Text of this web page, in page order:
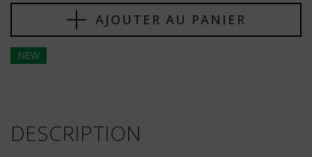
AJOUTER AU PANIER
NEW
DESCRIPTION